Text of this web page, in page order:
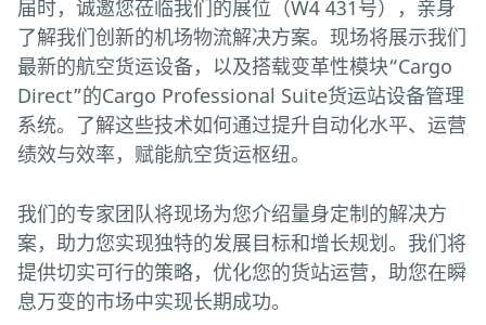
届时，诚邀您莅临我们的展位（W4 431号），亲身
了解我们创新的机场物流解决方案。现场将展示我们
最新的航空货运设备，以及搭载变革性模块“Cargo
Direct”的Cargo Professional Suite货运站设备管理
系统。了解这些技术如何通过提升自动化水平、运营
绩效与效率，赋能航空货运枢纽。
我们的专家团队将现场为您介绍量身定制的解决方
案，助力您实现独特的发展目标和增长规划。我们将
提供切实可行的策略，优化您的货站运营，助您在瞬
息万变的市场中实现长期成功。